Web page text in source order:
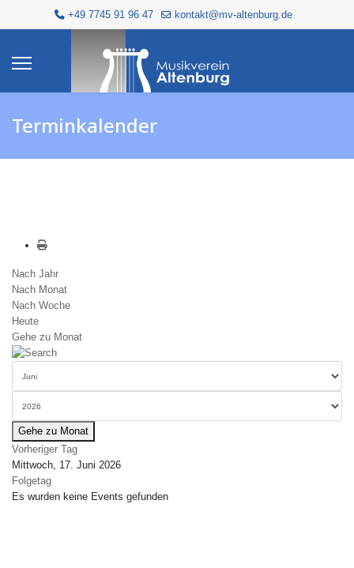
+49 7745 91 96 47 kontakt@mv-altenburg.de
Terminkalender
Nach Jahr
Nach Monat
Nach Woche
Heute
Gehe zu Monat
Gehe zu Monat
Vorheriger Tag
Mittwoch, 17. Juni 2026
Folgetag
Es wurden keine Events gefunden